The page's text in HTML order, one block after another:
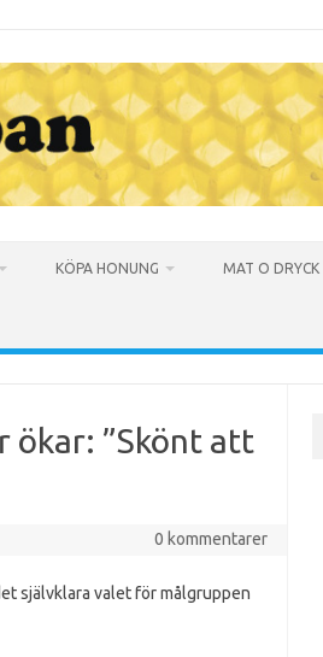
KÖPA HONUNG MAT O DRYCK
ökar: ”Skönt att
0 kommentarer
självklara valet för målgruppen